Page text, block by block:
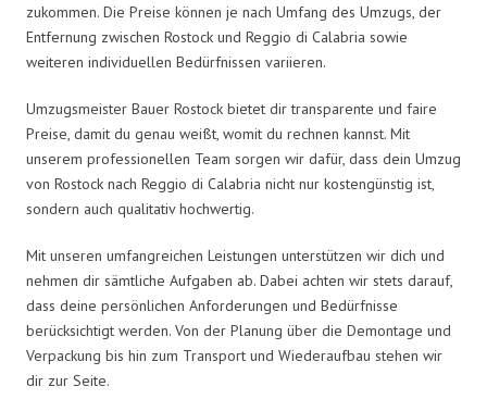
zukommen. Die Preise können je nach Umfang des Umzugs, der
Entfernung zwischen Rostock und Reggio di Calabria sowie
weiteren individuellen Bedürfnissen variieren.
Umzugsmeister Bauer Rostock bietet dir transparente und faire
Preise, damit du genau weißt, womit du rechnen kannst. Mit
unserem professionellen Team sorgen wir dafür, dass dein Umzug
von Rostock nach Reggio di Calabria nicht nur kostengünstig ist,
sondern auch qualitativ hochwertig.
Mit unseren umfangreichen Leistungen unterstützen wir dich und
nehmen dir sämtliche Aufgaben ab. Dabei achten wir stets darauf,
dass deine persönlichen Anforderungen und Bedürfnisse
berücksichtigt werden. Von der Planung über die Demontage und
Verpackung bis hin zum Transport und Wiederaufbau stehen wir
dir zur Seite.